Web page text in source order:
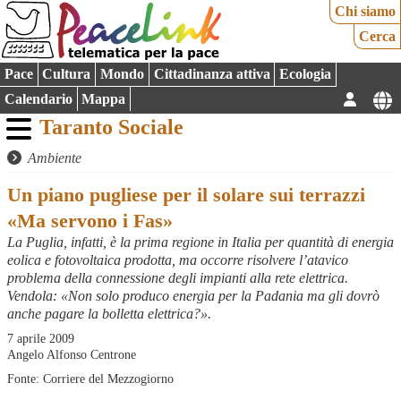
Chi siamo
Cerca
Pace Cultura Mondo Cittadinanza attiva
Ecologia
Calendario
Mappa
Taranto Sociale
Ambiente
Un piano pugliese per il solare sui terrazzi
«Ma servono i Fas»
La Puglia, infatti, è la prima regione in Italia per quantità di energia
eolica e fotovoltaica prodotta, ma occorre risolvere l’atavico
problema della connessione degli impianti alla rete elettrica.
Vendola: «Non solo produco energia per la Padania ma gli dovrò
anche pagare la bolletta elettrica?».
7 aprile 2009
Angelo Alfonso Centrone
Fonte: Corriere del Mezzogiorno